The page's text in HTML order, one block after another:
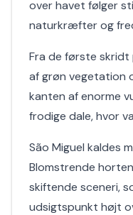
over havet følger
naturkræfter og
Fra de første skridt
af grøn vegetation
kanten af enorme
frodige dale, hvor
São Miguel kaldes
Blomstrende
skiftende sceneri,
udsigtspunkt højt